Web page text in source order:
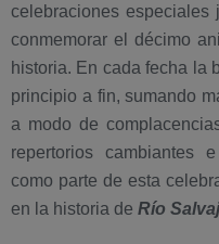
celebraciones especiales
conmemorar el décimo
historia. En cada fecha la
principio a fin, sumando
a modo de
repertorios cambiantes
como parte de esta
en la historia de Río